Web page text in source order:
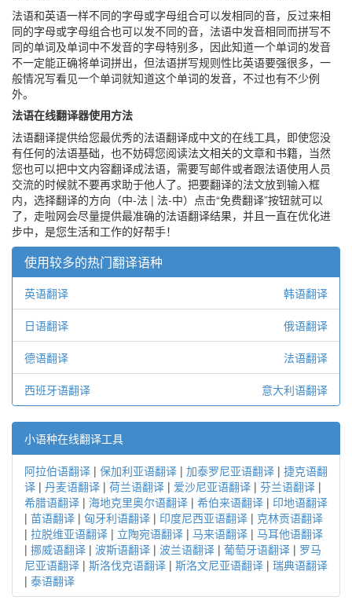
法语和英语一样不同的字母或字母组合可以发相同的音，反过来相
同的字母或字母组合也可以发不同的音，法语中发音相同而拼写不
同的单词及单词中不发音的字母特别多，因此知道一个单词的发音
不一定能正确将单词拼出，但法语拼写规则性比英语要强很多，一
般情况写看见一个单词就知道这个单词的发音，不过也有不少例
外。
法语在线翻译器使用方法
法语翻译提供给您最优秀的法语翻译成中文的在线工具，即使您没
有任何的法语基础，也不妨碍您阅读法文相关的文章和书籍，当然
您也可以把中文内容翻译成法语，需要写邮件或者跟法语使用人员
交流的时候就不要再求助于他人了。把要翻译的法文放到输入框
内，选择翻译的方向（中-法 | 法-中）点击“免费翻译”按钮就可以
了，走啦网会尽量提供最准确的法语翻译结果，并且一直在优化进
步中，是您生活和工作的好帮手！
使用较多的热门翻译语种
英语翻译 韩语翻译
日语翻译 俄语翻译
德语翻译 法语翻译
西班牙语翻译 意大利语翻译
小语种在线翻译工具
阿拉伯语翻译 | 保加利亚语翻译 | 加泰罗尼亚语翻译 | 捷克语翻
译 | 丹麦语翻译 | 荷兰语翻译 | 爱沙尼亚语翻译 | 芬兰语翻译 |
希腊语翻译 | 海地克里奥尔语翻译 | 希伯来语翻译 | 印地语翻译
| 苗语翻译 | 匈牙利语翻译 | 印度尼西亚语翻译 | 克林贡语翻译
| 拉脱维亚语翻译 | 立陶宛语翻译 | 马来语翻译 | 马耳他语翻译
| 挪威语翻译 | 波斯语翻译 | 波兰语翻译 | 葡萄牙语翻译 | 罗马
尼亚语翻译 | 斯洛伐克语翻译 | 斯洛文尼亚语翻译 | 瑞典语翻译
| 泰语翻译